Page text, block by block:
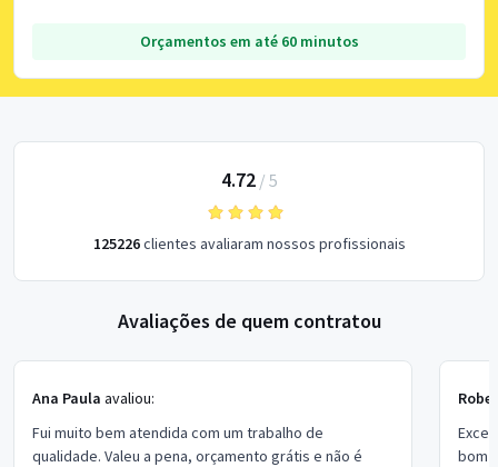
Orçamentos em até 60 minutos
4.72/ 5
125226clientes avaliaram nossos profissionais
Avaliações de quem contratou
Ana Paula avaliou:
Fui muito bem atendida com um trabalho de
qualidade. Valeu a pena, orçamento grátis e não é
bom